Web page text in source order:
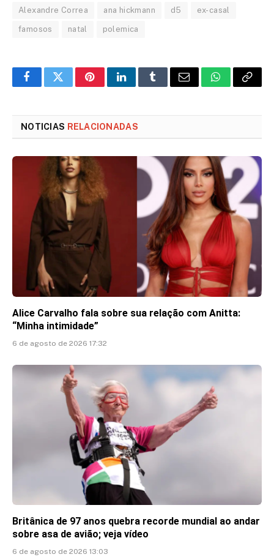
Alexandre Correa ana hickmann d5 ex-casal
famosos natal polemica
FacebookTwitterPinterestLinkedInTumblrEmail WhatsApp
Copy
NOTICIAS RELACIONADAS
Alice Carvalho fala sobre sua relação com Anitta:
“Minha intimidade”
6 de agosto de 2026 17:32
Britânica de 97 anos quebra recorde mundial ao andar
sobre asa de avião; veja vídeo
6 de agosto de 2026 13:03